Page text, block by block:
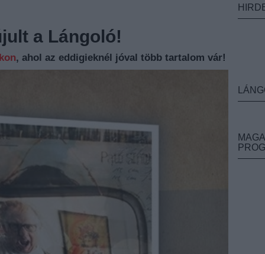
a Lángoló!
, ahol az eddigieknél jóval több tartalom vár!